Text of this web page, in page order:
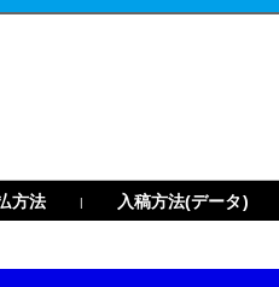
方法 | 入稿方法(データ)